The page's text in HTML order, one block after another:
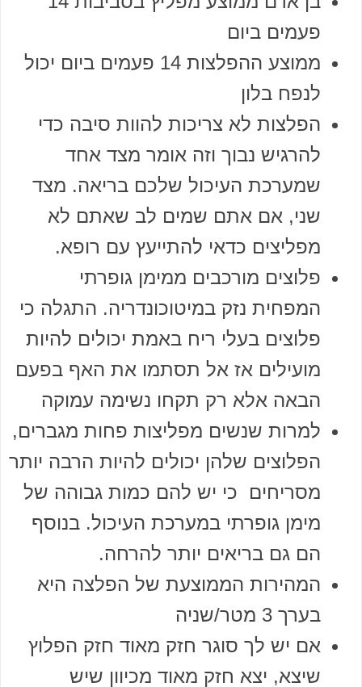
פעמים ביום
ממוצע ההפלצות 14 פעמים ביום יכול
לנפח בלון
הפלצות לא צריכות להוות סיבה כדי
להרגיש נבוך וזה אומר מצד אחד
שמערכת העיכול שלכם בריאה. מצד
שני, אם אתם שמים לב שאתם לא
מפליצים כדאי להתייעץ עם רופא.
פלוצים מורכבים ממימן גופרתי
המפחית נזק במיטוכונדריה. התגלה כי
פלוצים בעלי ריח באמת יכולים להיות
מועילים אז אל תסתמו את האף בפעם
הבאה אלא רק תקחו נשימה עמוקה
למרות שנשים מפליצות פחות מגברים,
הפלוצים שלהן יכולים להיות הרבה יותר
מסריחים כי יש להם כמות גבוהה של
מימן גופרתי במערכת העיכול. בנוסף
הם גם בריאים יותר להרחה.
המהירות הממוצעת של הפלצה היא
בערך 3 מטר/שניה
אם יש לך סוגר חזק מאוד חזק הפלוץ
שיצא, יצא חזק מאוד מכיוון שיש